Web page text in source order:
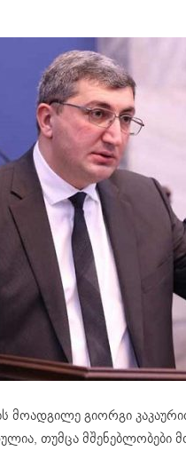
მოადგილე გიორგი
თუმცა მშენებლობები